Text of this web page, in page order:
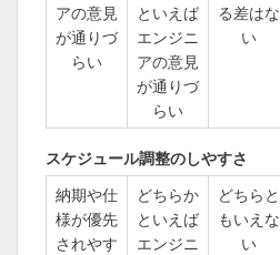
アの意見
が通りづ
らい
といえば
エンジニ
アの意見
が通りづ
らい
る差はな
い
スケジュール調整のしやすさ
納期や仕
様が優先
されやす
どちらか
といえば
エンジニ
どちらと
もいえな
い